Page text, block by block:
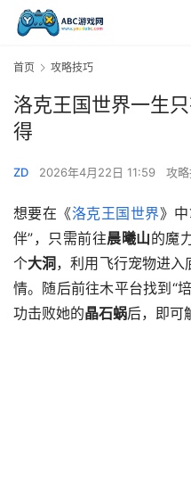
首页 攻略技巧
洛克王国世界一生
得
ZD 2026年4月22日 11:59 攻
想要在《洛克王国世界》
伴”，只需前往晨曦山的魔
个大洞 ，利用飞行宠物进入
情。随后前往木平台找到“
功击败她的晶石蜗后，即可